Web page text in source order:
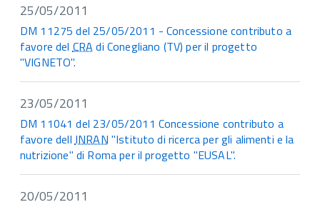
25/05/2011
DM 11275 del 25/05/2011 - Concessione contributo a
favore delCRA di Conegliano (TV) per il progetto
"VIGNETO".
23/05/2011
DM 11041 del 23/05/2011 Concessione contributo a
favore dellINRAN "Istituto di ricerca per gli alimenti e la
nutrizione" di Roma per il progetto "EUSAL".
20/05/2011